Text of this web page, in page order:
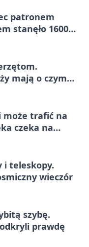
patronem
stanęło 1600
mają o czym
może trafić na
czeka na
i teleskopy.
wieczór
szybę.
prawdę